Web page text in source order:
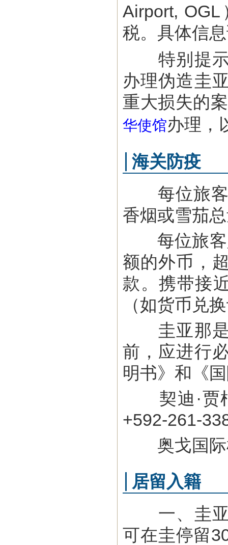
Airport,
税。具体信
特别提示
办理伪造圭
重大损失的
华使馆办理，
海关防疫
每位旅客
香烟或雪茄
每位旅客
额的外币，
款。携带接
（如货币兑
圭亚那是
前，应进行
明书》和《
契迪·贾根
+592-261-
奥戈国际
居留入籍
一、圭亚
可在圭停留